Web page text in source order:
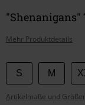
"Shenanigans"
Mehr Produktdetails
Wähle
deine
Größe
S M
Artikelmaße und